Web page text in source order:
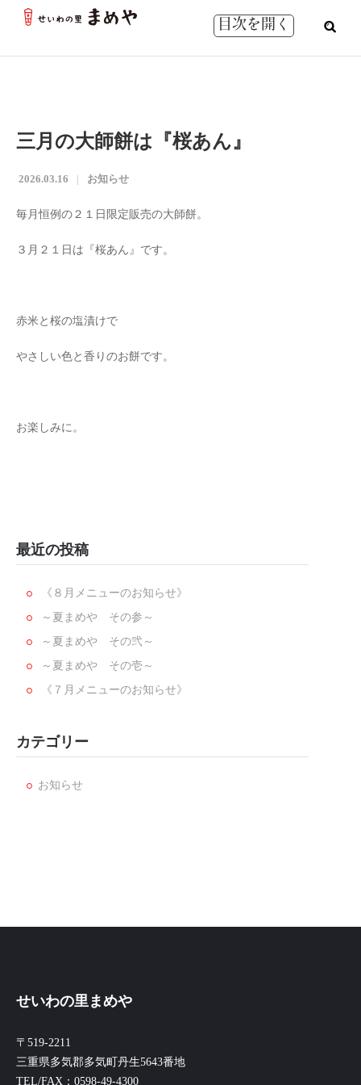
目次を開く
三月の大師餅は『桜あん』
2026.03.16 お知らせ
毎月恒例の２１日限定販売の大師餅。
３月２１日は『桜あん』です。
赤米と桜の塩漬けで
やさしい色と香りのお餅です。
お楽しみに。
最近の投稿
《８月メニューのお知らせ》
～夏まめや その参～
～夏まめや その弐～
～夏まめや その壱～
《７月メニューのお知らせ》
カテゴリー
お知らせ
せいわの里まめや
〒519-2211
三重県多気郡多気町丹生5643番地
TEL/FAX：0598-49-4300